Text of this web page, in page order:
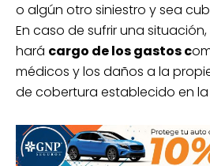
o algún otro siniestro y sea
En caso de sufrir una
hará cargo de los gastos c
médicos y los daños a la
de cobertura establecido en la